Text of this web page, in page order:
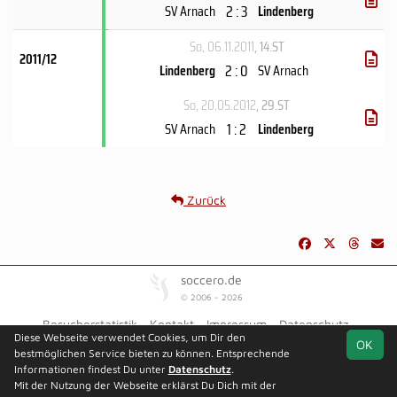
SV Arnach 2 : 3 Lindenberg
2011/12
So, 06.11.2011, 14.ST
Lindenberg 2 : 0 SV Arnach
So, 20.05.2012, 29.ST
SV Arnach 1 : 2 Lindenberg
Zurück
soccero.de
© 2006 - 2026
Besucherstatistik Kontakt Impressum
Datenschutz
OK
Diese Webseite verwendet Cookies, um Dir den
bestmöglichen Service bieten zu können. Entsprechende
Informationen findest Du unter Datenschutz.
Mit der Nutzung der Webseite erklärst Du Dich mit der